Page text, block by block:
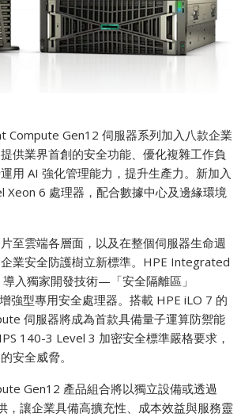
Compute Gen12 伺服器系列加入八款企業
供業界首創的安全功能、優化複雜工作負
用 AI 強化管理能力，提升生產力。新加入
Xeon 6 處理器，配合數據中心及邊緣環境
至雲端各層面，以及在整個伺服器生命週
業安全防護樹立新標準。HPE Integrated
入獨家開發技術—「安全隔離區」
強型專用安全處理器。搭載 HPE iLO 7 的
伺服器將成為首款具備量子運算防禦能
140-3 Level 3 加密安全標準嚴格要求，
安全威脅。
Gen12 產品組合將以獨立設備或透過
，讓企業具備高擴充性、成本效益與服務靈